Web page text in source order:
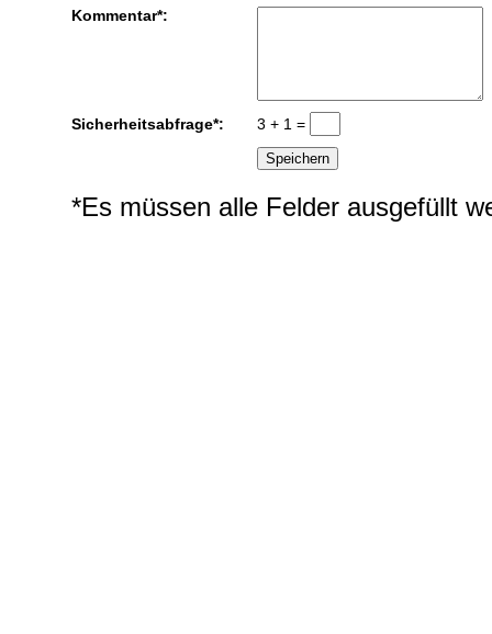
Kommentar*:
Sicherheitsabfrage*: 3 + 1 =
*Es müssen alle Felder ausgefüllt